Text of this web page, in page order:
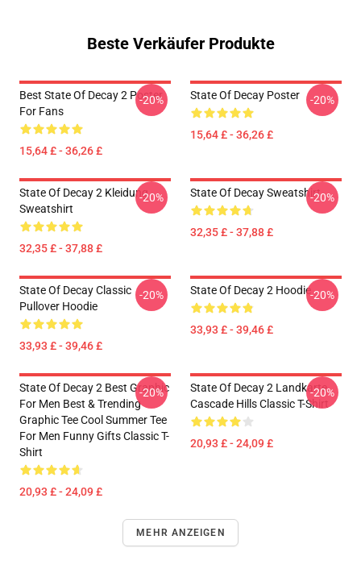
Beste Verkäufer Produkte
Best State Of Decay 2 Poster
For Fans
15,64 £ - 36,26 £
-20% State Of Decay Poster
15,64 £ - 36,26 £
-20%
State Of Decay 2 Kleidung
Sweatshirt
32,35 £ - 37,88 £
-20% State Of Decay Sweatshirt
32,35 £ - 37,88 £
-20%
State Of Decay Classic
Pullover Hoodie
33,93 £ - 39,46 £
-20% State Of Decay 2 Hoodie
33,93 £ - 39,46 £
-20%
State Of Decay 2 Best Graphic
For Men Best & Trending
Graphic Tee Cool Summer Tee
For Men Funny Gifts Classic T-
Shirt
20,93 £ - 24,09 £
-20%
State Of Decay 2 Landkarte
Cascade Hills Classic T-Shirt
20,93 £ - 24,09 £
-20%
MEHR ANZEIGEN